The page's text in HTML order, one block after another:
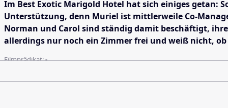
Im Best Exotic Marigold Hotel hat sich einiges getan:
Unterstützung, denn Muriel ist mittlerweile Co-
Norman und Carol sind ständig damit beschäftigt,
allerdings nur noch ein Zimmer frei und weiß nicht,
Filmprädikat:-